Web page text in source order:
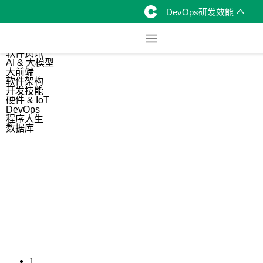
DevOps研发效能
软件资讯
AI & 大模型
大前端
软件架构
开发技能
硬件 & IoT
DevOps
程序人生
数据库
1